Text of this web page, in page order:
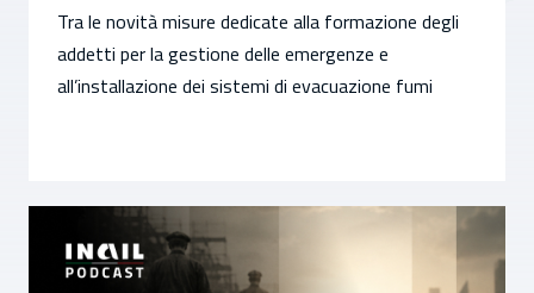
Tra le novità misure dedicate alla formazione degli
addetti per la gestione delle emergenze e
all’installazione dei sistemi di evacuazione fumi